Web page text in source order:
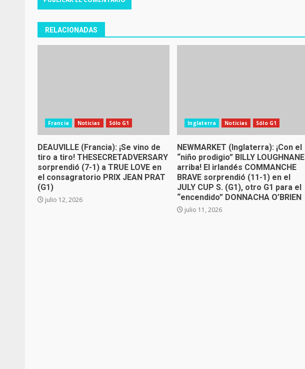
RELACIONADAS
Francia Noticias Sólo G1
DEAUVILLE (Francia): ¡Se vino de
tiro a tiro! THESECRETADVERSARY
sorprendió (7-1) a TRUE LOVE en
el consagratorio PRIX JEAN PRAT
(G1)
julio 12, 2026
Inglaterra Noticias Sólo G1
NEWMARKET (Inglaterra): ¡Con el
“niño prodigio” BILLY LOUGHNANE
arriba! El irlandés COMMANCHE
BRAVE sorprendió (11-1) en el
JULY CUP S. (G1), otro G1 para el
“encendido” DONNACHA O’BRIEN
julio 11, 2026